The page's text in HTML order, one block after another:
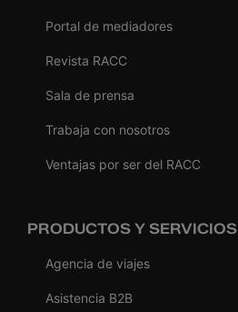
Portal de mediadores
Revista RACC
Sala de prensa
Trabaja con nosotros
Ventajas por ser del RACC
PRODUCTOS Y SERVICIOS
Agencia de viajes
Asistencia B2B